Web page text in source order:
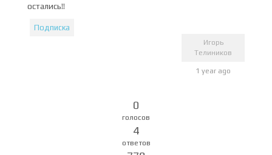
остались!!
Подписка
Игорь
Телиников
1 year ago
0
голосов
4
ответов